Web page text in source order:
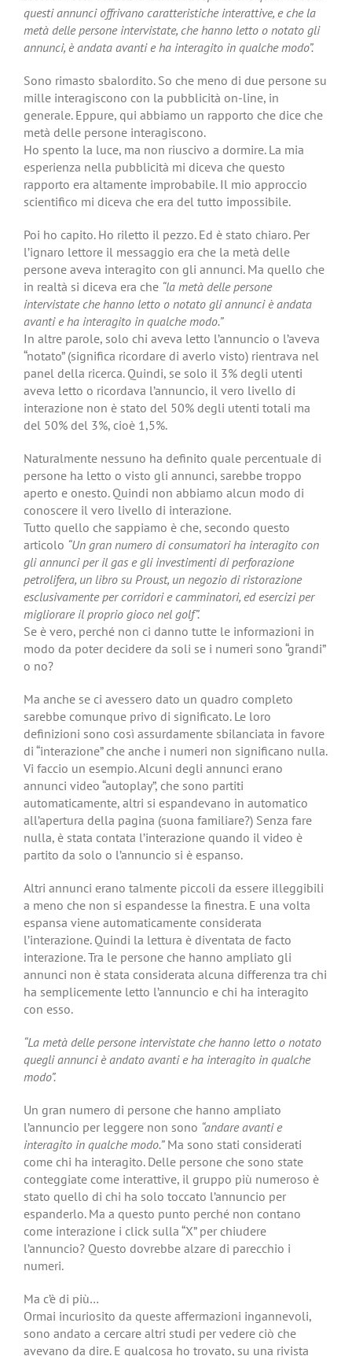
questi annunci offrivano caratteristiche interattive, e che la
metà delle persone intervistate, che hanno letto o notato gli
annunci, è andata avanti e ha interagito in qualche modo”.
Sono rimasto sbalordito. So che meno di due persone su
mille interagiscono con la pubblicità on-line, in
generale. Eppure, qui abbiamo un rapporto che dice che
metà delle persone interagiscono.
Ho spento la luce, ma non riuscivo a dormire. La mia
esperienza nella pubblicità mi diceva che questo
rapporto era altamente improbabile. Il mio approccio
scientifico mi diceva che era del tutto impossibile.
Poi ho capito. Ho riletto il pezzo. Ed è stato chiaro. Per
l’ignaro lettore il messaggio era che la metà delle
persone aveva interagito con gli annunci. Ma quello che
in realtà si diceva era che “la metà delle persone
intervistate che hanno letto o notato gli annunci è andata
avanti e ha interagito in qualche modo.”
In altre parole, solo chi aveva letto l’annuncio o l’aveva
“notato” (significa ricordare di averlo visto) rientrava nel
panel della ricerca. Quindi, se solo il 3% degli utenti
aveva letto o ricordava l’annuncio, il vero livello di
interazione non è stato del 50% degli utenti totali ma
del 50% del 3%, cioè 1,5%.
Naturalmente nessuno ha definito quale percentuale di
persone ha letto o visto gli annunci, sarebbe troppo
aperto e onesto. Quindi non abbiamo alcun modo di
conoscere il vero livello di interazione.
Tutto quello che sappiamo è che, secondo questo
articolo “Un gran numero di consumatori ha interagito con
gli annunci per il gas e gli investimenti di perforazione
petrolifera, un libro su Proust, un negozio di ristorazione
esclusivamente per corridori e camminatori, ed esercizi per
migliorare il proprio gioco nel golf”.
Se è vero, perché non ci danno tutte le informazioni in
modo da poter decidere da soli se i numeri sono “grandi”
o no?
Ma anche se ci avessero dato un quadro completo
sarebbe comunque privo di significato. Le loro
definizioni sono così assurdamente sbilanciata in favore
di “interazione” che anche i numeri non significano nulla.
Vi faccio un esempio. Alcuni degli annunci erano
annunci video “autoplay”, che sono partiti
automaticamente, altri si espandevano in automatico
all’apertura della pagina (suona familiare?) Senza fare
nulla, è stata contata l’interazione quando il video è
partito da solo o l’annuncio si è espanso.
Altri annunci erano talmente piccoli da essere illeggibili
a meno che non si espandesse la finestra. E una volta
espansa viene automaticamente considerata
l’interazione. Quindi la lettura è diventata de facto
interazione. Tra le persone che hanno ampliato gli
annunci non è stata considerata alcuna differenza tra chi
ha semplicemente letto l’annuncio e chi ha interagito
con esso.
“La metà delle persone intervistate che hanno letto o notato
quegli annunci è andato avanti e ha interagito in qualche
modo”.
Un gran numero di persone che hanno ampliato
l’annuncio per leggere non sono “andare avanti e
interagito in qualche modo.”Ma sono stati considerati
come chi ha interagito. Delle persone che sono state
conteggiate come interattive, il gruppo più numeroso è
stato quello di chi ha solo toccato l’annuncio per
espanderlo. Ma a questo punto perché non contano
come interazione i click sulla “X” per chiudere
l’annuncio? Questo dovrebbe alzare di parecchio i
numeri.
Ma c’è di più…
Ormai incuriosito da queste affermazioni ingannevoli,
sono andato a cercare altri studi per vedere ciò che
avevano da dire. E qualcosa ho trovato, su una rivista